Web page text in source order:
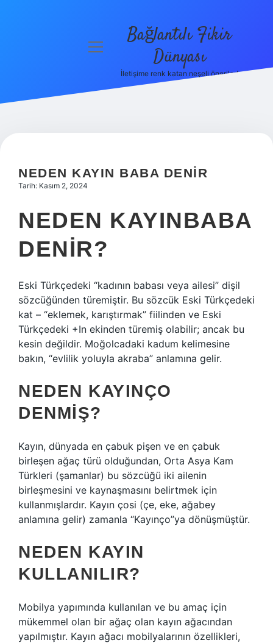
Hakkımızda
menüyü
Bağlantılı Fikir
Dünyası
İletişime renk katan neşeli öneriler!
NEDEN KAYIN BABA DENIR
Tarih: Kasım 2, 2024
NEDEN KAYINBABA
DENIR?
Eski Türkçedeki “kadının babası veya ailesi” dişil
sözcüğünden türemiştir. Bu sözcük Eski Türkçedeki
kat – “eklemek, karıştırmak” fiilinden ve Eski
Türkçedeki +In ekinden türemiş olabilir; ancak bu
kesin değildir. Moğolcadaki kadum kelimesine
bakın, “evlilik yoluyla akraba” anlamına gelir.
NEDEN KAYINÇO
DENMIŞ?
Kayın, dünyada en çabuk pişen ve en çabuk
birleşen ağaç türü olduğundan, Orta Asya Kam
Türkleri (şamanlar) bu sözcüğü iki ailenin
birleşmesini ve kaynaşmasını belirtmek için
kullanmışlardır. Kayın çosi (çe, eke, ağabey
anlamına gelir) zamanla “Kayınço”ya dönüşmüştür.
NEDEN KAYIN
KULLANILIR?
Mobilya yapımında kullanılan ve bu amaç için
mükemmel olan bir ağaç olan kayın ağacından
yapılmıştır. Kayın ağacı mobilyalarının özellikleri,